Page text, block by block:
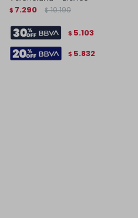
$ 7.290 $ 10.190
$ 5.103
$ 5.832